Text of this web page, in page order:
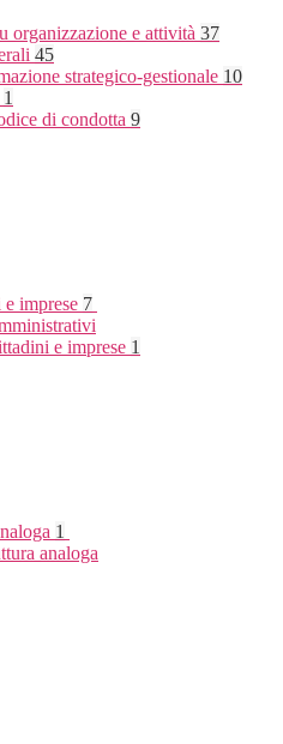
organizzazione e attività 37
45
strategico-gestionale 10
1
di condotta 9
imprese 7
e imprese 1
1
analoga